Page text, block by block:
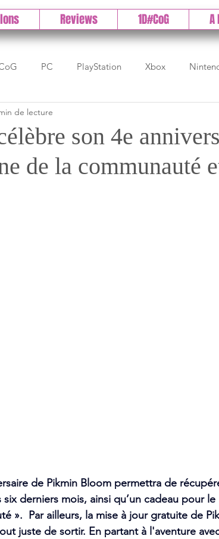
Reviews 1D#CoG A
PC PlayStation Xbox
DLC
Test 1DCoG Test Xbox Test Nintendo
son 4e
de la communauté
de lecture
de Pikmin Bloom permettra de
derniers mois, ainsi qu’un cadeau pour le
».  Par ailleurs, la mise à jour gratuite de
juste de sortir. En partant à l'aventure